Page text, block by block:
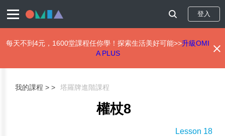
登入
每天不到4元，1600堂課程任你學！探索生活美好可能>>升級OMI
A PLUS
我的課程 > 塔羅牌進階課程
權杖8
Lesson 18